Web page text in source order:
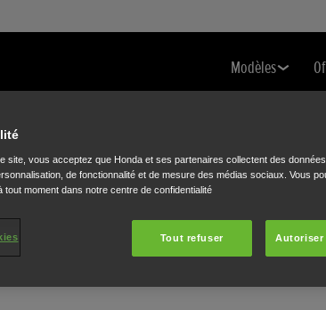
Modèles
site, vous acceptez que Honda et ses partenaires collectent des
de fonctionnalité et de mesure des médias sociaux. Vous
tout moment dans notre centre de confidentialité
Tout refuser Autoriser